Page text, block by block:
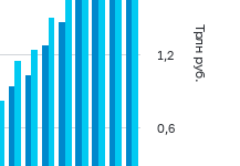
Трлн руб.
0,6
1,2